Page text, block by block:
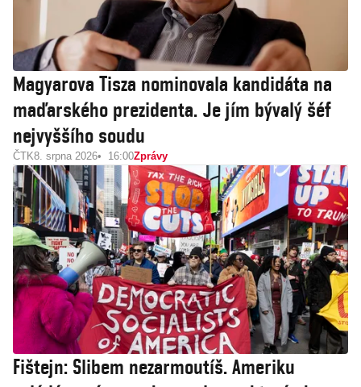
Magyarova Tisza nominovala kandidáta na
maďarského prezidenta. Je jím bývalý šéf
nejvyššího soudu
ČTK8. srpna 2026 16:00Zprávy
Fištejn: Slibem nezarmoutíš. Ameriku